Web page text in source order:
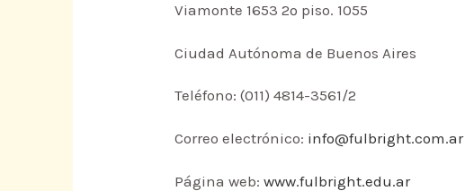
Viamonte 1653 2º piso. 1055
Ciudad Autónoma de Buenos Aires
Teléfono: (011) 4814-3561/2
Correo electrónico: info@fulbright.com.ar
Página web:www.fulbright.edu.ar